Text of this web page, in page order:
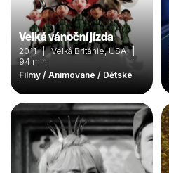
Velká vánoční jízda
2011 | Velká Británie, USA |
94 min
Filmy / Animované / Dětské